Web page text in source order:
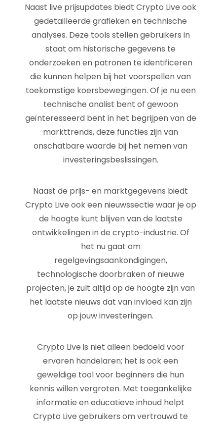
Naast live prijsupdates biedt Crypto Live ook
gedetailleerde grafieken en technische
analyses. Deze tools stellen gebruikers in
staat om historische gegevens te
onderzoeken en patronen te identificeren
die kunnen helpen bij het voorspellen van
toekomstige koersbewegingen. Of je nu een
technische analist bent of gewoon
geïnteresseerd bent in het begrijpen van de
markttrends, deze functies zijn van
onschatbare waarde bij het nemen van
investeringsbeslissingen.
Naast de prijs- en marktgegevens biedt
Crypto Live ook een nieuwssectie waar je op
de hoogte kunt blijven van de laatste
ontwikkelingen in de crypto-industrie. Of
het nu gaat om
regelgevingsaankondigingen,
technologische doorbraken of nieuwe
projecten, je zult altijd op de hoogte zijn van
het laatste nieuws dat van invloed kan zijn
op jouw investeringen.
Crypto Live is niet alleen bedoeld voor
ervaren handelaren; het is ook een
geweldige tool voor beginners die hun
kennis willen vergroten. Met toegankelijke
informatie en educatieve inhoud helpt
Crypto Live gebruikers om vertrouwd te